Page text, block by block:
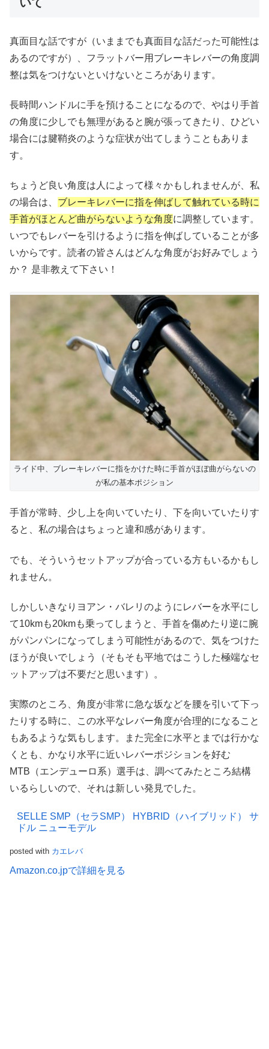
いて
真面目な話ですが（いままでも真面目な話だった可能性は
あるのですが）、フラットバー用ブレーキレバーの角度調
整は気をつけないといけないところがあります。
長時間ハンドルに手を預けることになるので、やはり手首
の角度に少しでも無理があると腕が張ってきたり、ひどい
場合には腱鞘炎のような症状が出てしまうこともありま
す。
ちょうど良い角度は人によって様々かもしれませんが、私
の場合は、 ブレーキレバーに指を伸ばして触れている時に
手首がほとんど曲がらないような角度に調整しています。
いつでもレバーを引けるように指を伸ばしていることが多
いからです。読者の皆さんはどんな角度がお好みでしょう
か？ 是非教えて下さい！
ライド中、ブレーキレバーに指をかけた時に手首がほぼ曲がらないの
が私の基本ポジション
手首が常時、少し上を向いていたり、下を向いていたりす
ると、私の場合はちょっと違和感があります。
でも、そういうセットアップが合っている方もいるかもし
れません。
しかしいきなりヨアン・バレリのようにレバーを水平にし
て10kmも20kmも乗ってしまうと、手首を傷めたり逆に腕
がパンパンになってしまう可能性があるので、気をつけた
ほうが良いでしょう（そもそも平地ではこうした極端なセ
ットアップは不要だと思います）。
実際のところ、角度が非常に急な坂などを腰を引いて下っ
たりする時に、この水平なレバー角度が合理的になること
もあるような気もします。また完全に水平とまでは行かな
くとも、かなり水平に近いレバーポジションを好む
MTB（エンデューロ系）選手は、調べてみたところ結構
いるらしいので、それは新しい発見でした。
SELLE SMP（セラSMP） HYBRID（ハイブリッド） サ
ドル ニューモデル
posted with カエレバ
Amazon.co.jpで詳細を見る